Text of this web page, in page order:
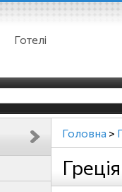
Готелі
Головна >